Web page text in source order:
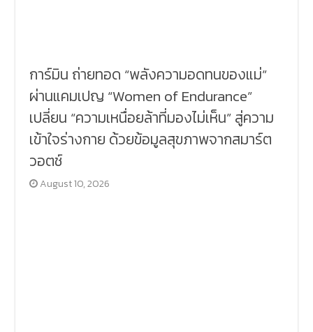
การ์มิน ถ่ายทอด “พลังความอดทนของแม่”
ผ่านแคมเปญ “Women of Endurance”
เปลี่ยน “ความเหนื่อยล้าที่มองไม่เห็น” สู่ความ
เข้าใจร่างกาย ด้วยข้อมูลสุขภาพจากสมาร์ต
วอตช์
August 10, 2026